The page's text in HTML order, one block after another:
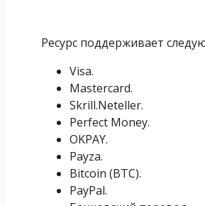
Ресурс поддерживает
Visa.
Mastercard.
Skrill.Neteller.
Perfect Money.
OKPAY.
Payza.
Bitcoin (BTC).
PayPal.